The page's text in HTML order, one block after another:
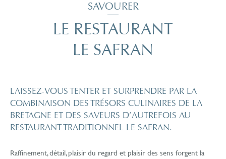
SAVOURER
LE RESTAURANT
LE SAFRAN
LAISSEZ-VOUS TENTER ET SURPRENDRE PAR LA
COMBINAISON DES TRÉSORS CULINAIRES DE LA
BRETAGNE ET DES SAVEURS D’AUTREFOIS AU
RESTAURANT TRADITIONNEL LE SAFRAN.
Raffinement, détail, plaisir du regard et plaisir des sens forgent la